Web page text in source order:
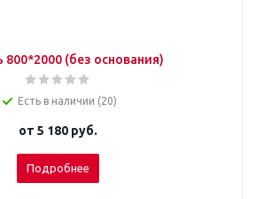
800*2000 (без основания)
Есть в наличии (20)
от 5 180 руб.
Подробнее